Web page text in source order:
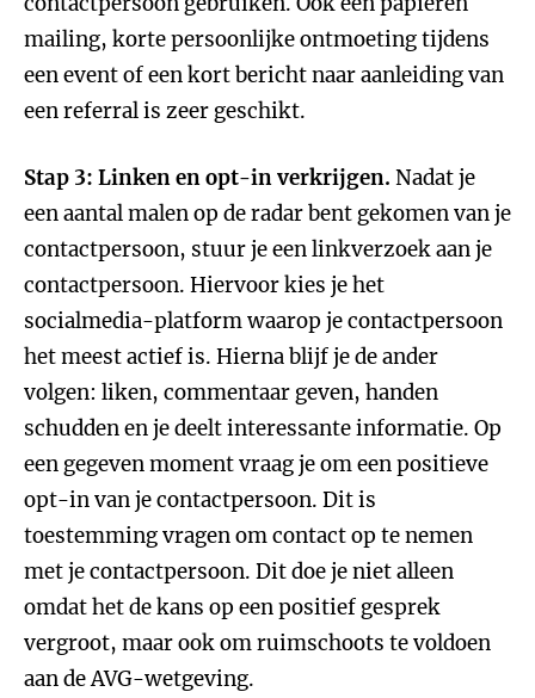
mailing, korte persoonlijke ontmoeting tijdens
een event of een kort bericht naar aanleiding van
een referral is zeer geschikt.
Stap 3: Linken en opt-in verkrijgen. Nadat je
een aantal malen op de radar bent gekomen van je
contactpersoon, stuur je een linkverzoek aan je
contactpersoon. Hiervoor kies je het
socialmedia-platform waarop je contactpersoon
het meest actief is. Hierna blijf je de ander
volgen: liken, commentaar geven, handen
schudden en je deelt interessante informatie. Op
een gegeven moment vraag je om een positieve
opt-in van je contactpersoon. Dit is
toestemming vragen om contact op te nemen
met je contactpersoon. Dit doe je niet alleen
omdat het de kans op een positief gesprek
vergroot, maar ook om ruimschoots te voldoen
aan de AVG-wetgeving.